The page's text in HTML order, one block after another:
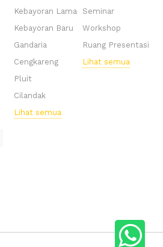
Kebayoran Lama
Kebayoran Baru
Gandaria
Cengkareng
Pluit
Cilandak
Lihat semua
Seminar
Workshop
Ruang Presentasi
Lihat semua